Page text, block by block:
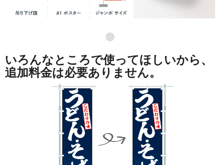
●
いろんなところで使ってほしいから、
追加料金は必要ありません。